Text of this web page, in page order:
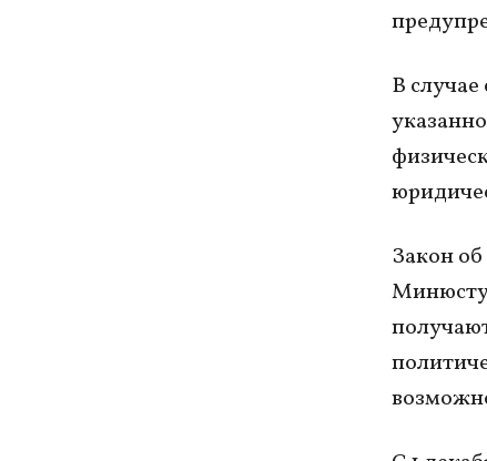
В
Закон
Минюсту